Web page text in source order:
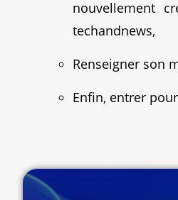
nouvellement
techandnews,
Renseigner son
Enfin, entrer